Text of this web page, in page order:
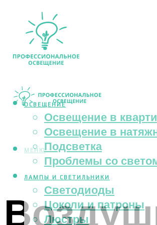
ОСВЕЩЕНИЕ
Освещение в
Освещение в
Подсветка
Проблемы со
ЛАМПЫ И СВЕТИЛЬНИКИ
Светодиоды
Цоколи и патроны
Люстры
МЕНЮ